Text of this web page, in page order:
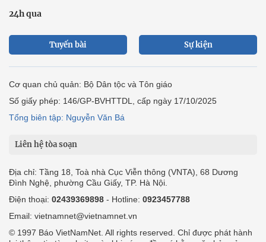
24h qua
Tuyến bài Sự kiện
Cơ quan chủ quản: Bộ Dân tộc và Tôn giáo
Số giấy phép: 146/GP-BVHTTDL, cấp ngày 17/10/2025
Tổng biên tập: Nguyễn Văn Bá
Liên hệ tòa soạn
Địa chỉ: Tầng 18, Toà nhà Cục Viễn thông (VNTA), 68 Dương
Đình Nghệ, phường Cầu Giấy, TP. Hà Nội.
Điện thoại: 02439369898 - Hotline: 0923457788
Email: vietnamnet@vietnamnet.vn
© 1997 Báo VietNamNet. All rights reserved. Chỉ được phát hành